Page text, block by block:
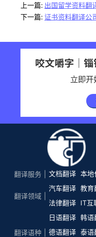
上一篇: 出国留学资料翻
下一篇: 证书资料翻译公
咬文嚼字｜
立即开
翻译服务 文档翻译 本地
翻译领域
汽车翻译 教育
法律翻译
IT互
翻译语种
日语翻译 韩语
德语翻译 泰语